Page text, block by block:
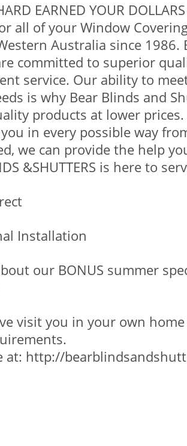
EARNED YOUR
all of your Window
Australia since 1986.
committed to superior
service. Our ability to
is why Bear Blinds and
products at lower
in every possible way
we can provide the help
&SHUTTERS is here to
Installation
our BONUS summer
visit you in your own
at: http://